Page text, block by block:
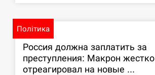
Політика
Россия должна заплатить за
преступления: Макрон жестко
отреагировал на новые ...